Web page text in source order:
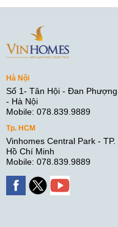
Hà Nội
Số 1- Tân Hội - Đan Phượng
- Hà Nội
Mobile: 078.839.9889
Tp. HCM
Vinhomes Central Park - TP.
Hồ Chí Minh
Mobile: 078.839.9889